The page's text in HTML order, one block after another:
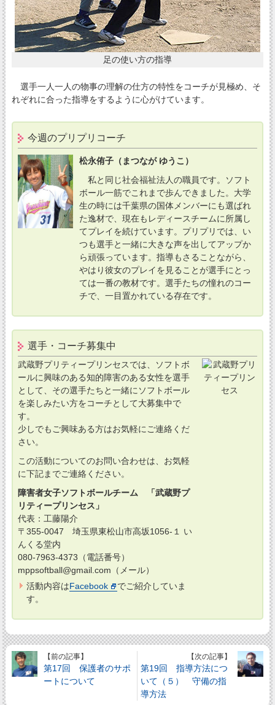
足の使い方の指導
選手一人一人の物事の理解の仕方の特性をコーチが見極め、そ
れぞれに合った指導をするように心がけています。
今週のプリプリコーチ
松永侑子（まつなが ゆうこ）
私と同じ社会福祉法人の職員です。ソフト
ボール一筋でこれまで歩んできました。大学
生の時には千葉県の国体メンバーにも選ばれ
た逸材で、現在もレディースチームに所属し
てプレイを続けています。プリプリでは、い
つも選手と一緒に大きな声を出してアップか
ら頑張っています。指導もさることながら、
やはり彼女のプレイを見ることが選手にとっ
ては一番の教材です。選手たちの憧れのコー
チで、一目置かれている存在です。
選手・コーチ募集中
武蔵野プリティープリンセスでは、ソフトボ
ールに興味のある知的障害のある女性を選手
として、その選手たちと一緒にソフトボール
を楽しみたい方をコーチとして大募集中で
す。
少しでもご興味ある方はお気軽にご連絡くだ
さい。
この活動についてのお問い合わせは、お気軽
に下記までご連絡ください。
障害者女子ソフトボールチーム 「武蔵野プ
リティープリンセス」
代表：工藤陽介
〒355-0047 埼玉県東松山市高坂1056-１ い
んくる堂内
080-7963-4373（電話番号）
mppsoftball@gmail.com（メール）
活動内容はFacebook
でご紹介していま
す。
【前の記事】
第17回 保護者のサポ
ートについて
【次の記事】
第19回 指導方法につ
いて（５） 守備の指
導方法